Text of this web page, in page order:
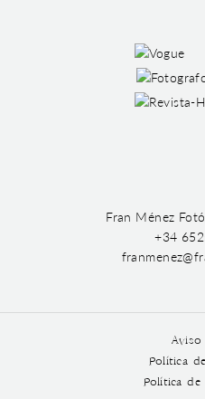
Fran Ménez
+34
Aviso
Política
Política de